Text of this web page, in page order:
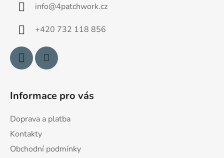
info@4patchwork.cz
+420 732 118 856
Informace pro vás
Doprava a platba
Kontakty
Obchodní podmínky